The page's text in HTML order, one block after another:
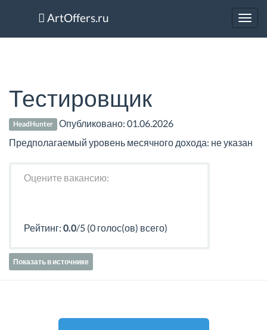
ArtOffers.ru
Тестировщик
HeadHunter Опубликовано:01.06.2026
Предполагаемый уровень месячного дохода: не указан
Оцените вакансию:
Рейтинг: 0.0/5 (0 голос(ов) всего)
Показать в источнике